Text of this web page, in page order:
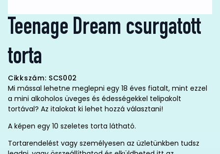
Teenage Dream csurgatott
torta
Cikkszám: SCS002
Mi mással lehetne meglepni egy 18 éves fiatalt, mint ezzel
a mini alkoholos üveges és édességekkel telipakolt
tortával? Az italokat ki lehet hozzá választani!
A képen egy 10 szeletes torta látható.
Tortarendelést vagy személyesen az üzletünkben tudsz